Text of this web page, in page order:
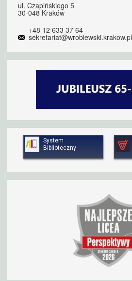
ul. Czapińskiego 5
30-048 Kraków
+48 12 633 37 64
sekretariat@wroblewski.krakow.pl
System
Biblioteczny